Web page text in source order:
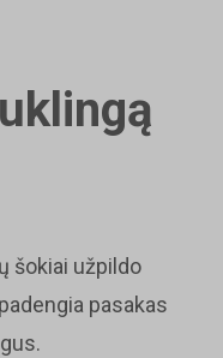
šokiai užpildo
pasakas